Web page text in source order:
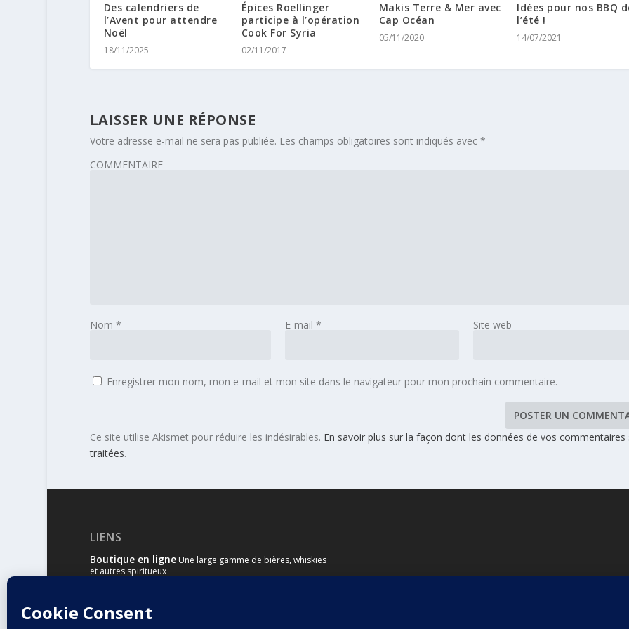
Des calendriers de
l’Avent pour attendre
Noël
18/11/2025
Épices Roellinger
participe à l’opération
Cook For Syria
02/11/2017
Makis Terre & Mer avec
Cap Océan
05/11/2020
Idées pour nos BBQ
l’été !
14/07/2021
LAISSER UNE RÉPONSE
Votre adresse e-mail ne sera pas publiée. Les champs obligatoires sont indiqués avec *
COMMENTAIRE
Nom * E-mail * Site web
Enregistrer mon nom, mon e-mail et mon site dans le navigateur pour mon prochain commentaire.
Ce site utilise Akismet pour réduire les indésirables. En savoir plus sur la façon dont les données de vos commentaires
traitées.
LIENS
Boutique en ligneUne large gamme de bières, whiskies
et autres spiritueux
Malts & Houblons
bière et de whisky